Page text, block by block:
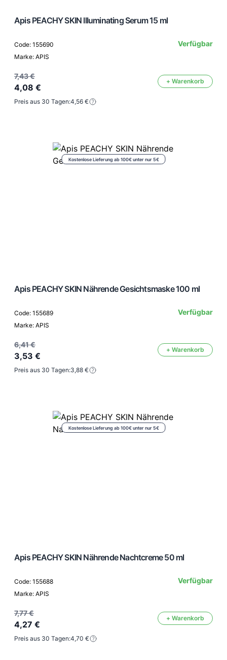
Apis PEACHY SKIN Illuminating Serum 15 ml
Code: 155690
Marke: APIS
Verfügbar
7,43 €
4,08 €
+ Warenkorb
Preis aus 30 Tagen:4,56 €
Kostenlose Lieferung ab 100€ unter nur 5€
Apis PEACHY SKIN Nährende Gesichtsmaske 100 ml
Code: 155689
Marke: APIS
Verfügbar
6,41 €
3,53 €
+ Warenkorb
Preis aus 30 Tagen:3,88 €
Kostenlose Lieferung ab 100€ unter nur 5€
Apis PEACHY SKIN Nährende Nachtcreme 50 ml
Code: 155688
Marke: APIS
Verfügbar
7,77 €
4,27 €
+ Warenkorb
Preis aus 30 Tagen:4,70 €